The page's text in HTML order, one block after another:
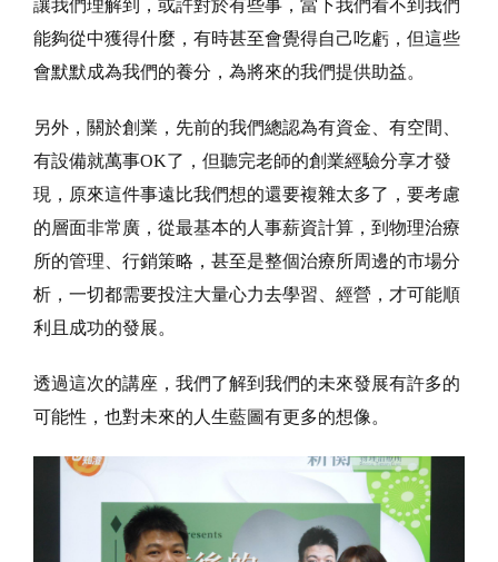
讓我們理解到，或許對於有些事，當下我們看不到我們
能夠從中獲得什麼，有時甚至會覺得自己吃虧，但這些
會默默成為我們的養分，為將來的我們提供助益。
另外，關於創業，先前的我們總認為有資金、有空間、
有設備就萬事OK了，但聽完老師的創業經驗分享才發
現，原來這件事遠比我們想的還要複雜太多了，要考慮
的層面非常廣，從最基本的人事薪資計算，到物理治療
所的管理、行銷策略，甚至是整個治療所周邊的市場分
析，一切都需要投注大量心力去學習、經營，才可能順
利且成功的發展。
透過這次的講座，我們了解到我們的未來發展有許多的
可能性，也對未來的人生藍圖有更多的想像。